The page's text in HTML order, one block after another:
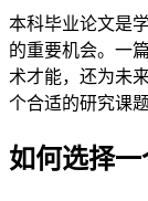
本科毕业论文是
的重要机会。一
术才能，还为未
个合适的研究课
如何选择